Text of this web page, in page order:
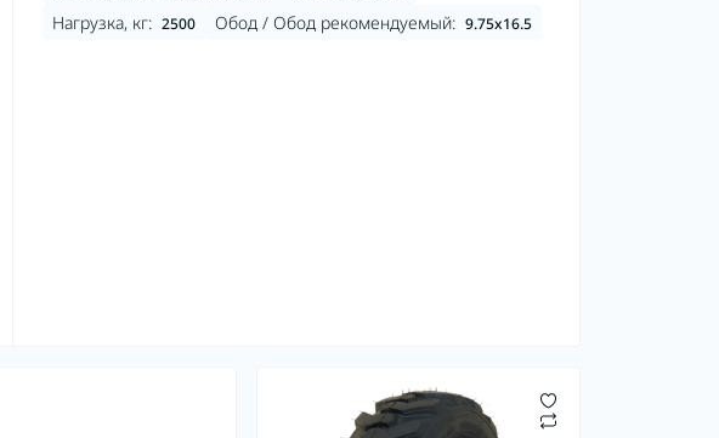
Нагрузка, кг: 2500 Обод / Обод рекомендуемый: 9.75x16.5